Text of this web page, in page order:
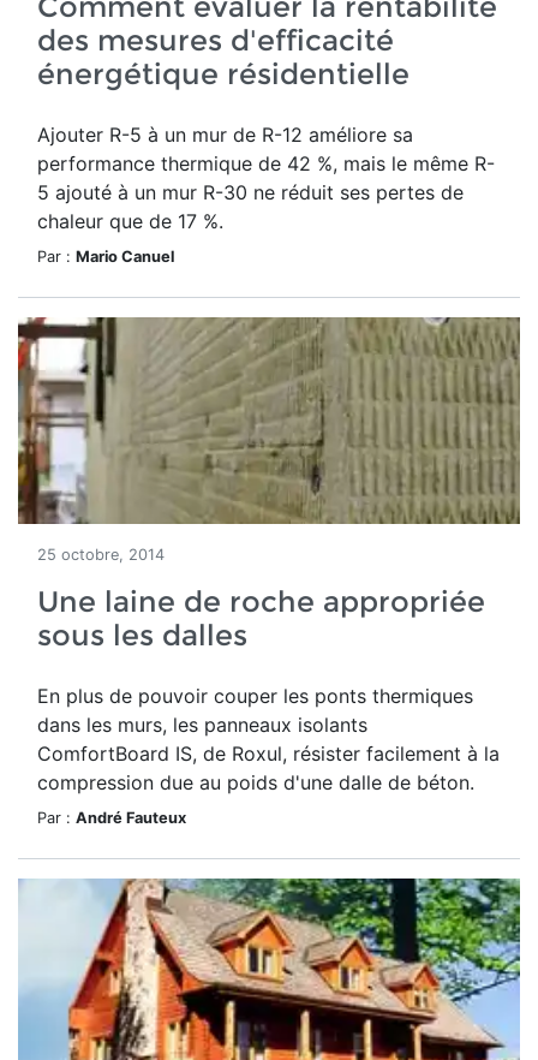
des mesures d'efficacité
énergétique résidentielle
Ajouter R-5 à un mur de R-12 améliore sa
performance thermique de 42 %, mais le même R-
5 ajouté à un mur R-30 ne réduit ses pertes de
chaleur que de 17 %.
Par : Mario Canuel
25 octobre, 2014
Une laine de roche appropriée
sous les dalles
En plus de pouvoir couper les ponts thermiques
dans les murs, les panneaux isolants
ComfortBoard IS, de Roxul, résister facilement à la
compression due au poids d'une dalle de béton.
Par : André Fauteux